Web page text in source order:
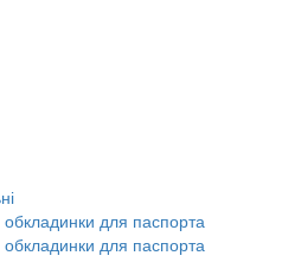
обкладинки для паспорта
обкладинки для паспорта